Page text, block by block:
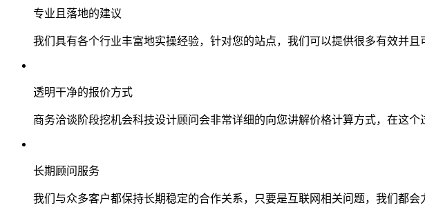
专业且落地的建议
我们具有各个行业丰富地实操经验，针对您的站点，我们可以提供很多有效并
透明干净的报价方式
商务洽谈阶段挖机会科技设计顾问会非常详细的向您讲解价格计算方式，在这
长期顾问服务
我们与众多客户都保持长期稳定的合作关系，只要是互联网相关问题，我们都